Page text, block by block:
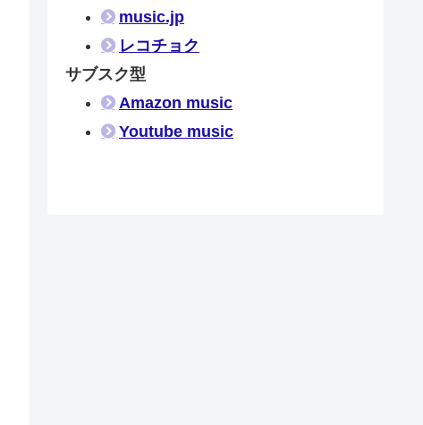
music.jp
レコチョク
サブスク型
Amazon music
Youtube music